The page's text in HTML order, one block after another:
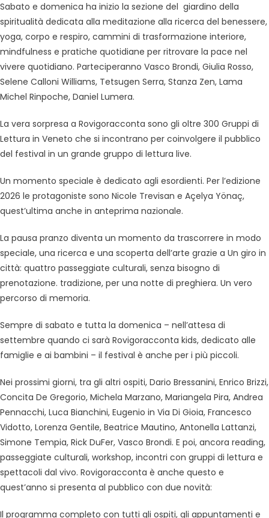
Sabato e domenica ha inizio la sezione del giardino della
spiritualità dedicata alla meditazione alla ricerca del benessere,
yoga, corpo e respiro, cammini di trasformazione interiore,
mindfulness e pratiche quotidiane per ritrovare la pace nel
vivere quotidiano. Parteciperanno Vasco Brondi, Giulia Rosso,
Selene Calloni Williams, Tetsugen Serra, Stanza Zen, Lama
Michel Rinpoche, Daniel Lumera.
La vera sorpresa a Rovigoracconta sono gli oltre 300 Gruppi di
Lettura in Veneto che si incontrano per coinvolgere il pubblico
del festival in un grande gruppo di lettura live.
Un momento speciale è dedicato agli esordienti. Per l’edizione
2026 le protagoniste sono Nicole Trevisan e Açelya Yönaç,
quest’ultima anche in anteprima nazionale.
La pausa pranzo diventa un momento da trascorrere in modo
speciale, una ricerca e una scoperta dell’arte grazie a Un giro in
città: quattro passeggiate culturali, senza bisogno di
prenotazione. tradizione, per una notte di preghiera. Un vero
percorso di memoria.
Sempre di sabato e tutta la domenica – nell’attesa di
settembre quando ci sarà Rovigoracconta kids, dedicato alle
famiglie e ai bambini – il festival è anche per i più piccoli.
Nei prossimi giorni, tra gli altri ospiti, Dario Bressanini, Enrico Brizzi,
Concita De Gregorio, Michela Marzano, Mariangela Pira, Andrea
Pennacchi, Luca Bianchini, Eugenio in Via Di Gioia, Francesco
Vidotto, Lorenza Gentile, Beatrice Mautino, Antonella Lattanzi,
Simone Tempia, Rick DuFer, Vasco Brondi. E poi, ancora reading,
passeggiate culturali, workshop, incontri con gruppi di lettura e
spettacoli dal vivo. Rovigoracconta è anche questo e
quest’anno si presenta al pubblico con due novità:
Il programma completo con tutti gli ospiti, gli appuntamenti e